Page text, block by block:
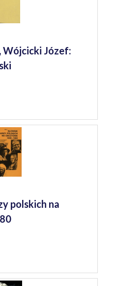
Wójcicki Józef:
polskich na